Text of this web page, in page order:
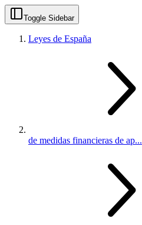
Toggle Sidebar
Leyes de España
de medidas financieras de ap...